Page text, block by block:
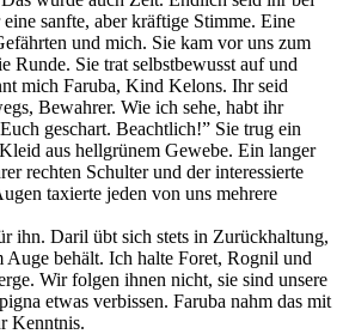
sanfte, aber kräftige Stimme. Eine
und mich. Sie kam vor uns zum
Runde. Sie trat selbstbewusst auf und
mich Faruba, Kind Kelons. Ihr seid
Bewahrer. Wie ich sehe, habt ihr
geschart. Beachtlich!” Sie trug ein
aus hellgrünem Gewebe. Ein langer
rechten Schulter und der interessierte
taxierte jeden von uns mehrere
ihn. Daril übt sich stets in Zurückhaltung,
behält. Ich halte Foret, Rognil und
Wir folgen ihnen nicht, sie sind unsere
etwas verbissen. Faruba nahm das mit
Kenntnis.